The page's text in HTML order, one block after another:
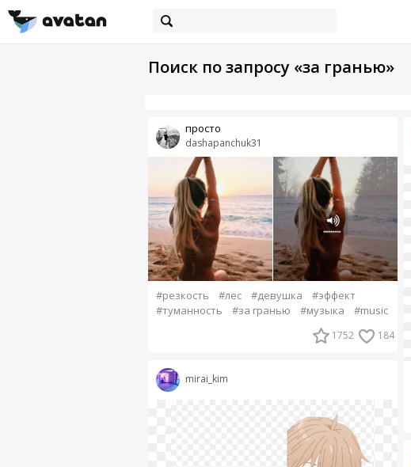
Поиск по запросу «за гранью»
dashapanchuk31
просто
#резкость #лес #девушка
#эффект
#туманность
#за гранью #музыка #music
1752 184
mirai_kim